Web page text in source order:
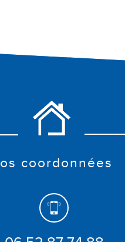
nos coordonnées